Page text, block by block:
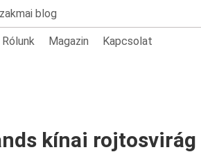
blog
Rólunk Magazin Kapcsolat
kínai rojtosvirág